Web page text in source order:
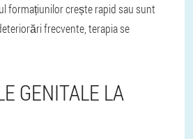
formațiunilor crește rapid sau sunt
frecvente, terapia se
GENITALE LA